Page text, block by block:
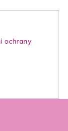
ochrany